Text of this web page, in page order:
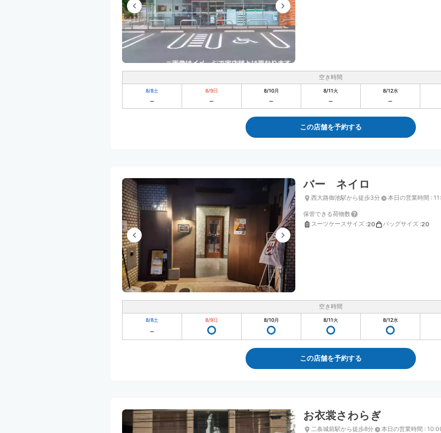
空き時間
8/8土 8/9日 8/10月 8/11火 8/12水
この店舗を予約する
バー ネイロ
西大路御池駅から徒歩3分 本日の営業時間 :
保管できる荷物数
スーツケースサイズ :20 バッグサイズ :20
空き時間
8/8土 8/9日 8/10月 8/11火 8/12水
この店舗を予約する
お衣裳さわらぎ
二条城前駅から徒歩8分 本日の営業時間 :